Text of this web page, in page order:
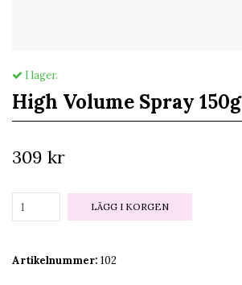
I lager.
High Volume Spray 150g
309 kr
LÄGG I KORGEN
Artikelnummer: 102